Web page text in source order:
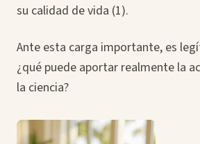
su calidad de vida (1).
Ante esta carga importante, es
¿qué puede aportar realmente la
la ciencia?